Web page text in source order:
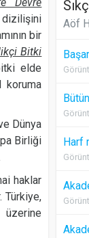
dizilişini
bir
Bitki
elde
koruma
Dünya
Birliği
haklar
Türkiye,
üzerine
Aöf
Harf